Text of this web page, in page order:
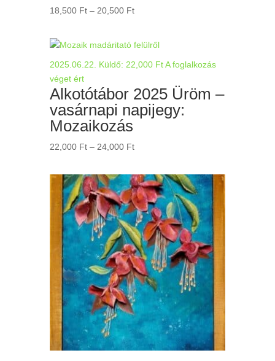
18,500 Ft – 20,500 FtÁrtartomány:
2025.06.22.
Küldő: 22,000 Ft A foglalkozás
véget ért
Alkotótábor 2025 Üröm –
vasárnapi napijegy:
Mozaikozás
22,000 Ft – 24,000 FtÁrtartomány:
-
24,000 Ft